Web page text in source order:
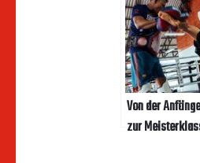
Von der
zur